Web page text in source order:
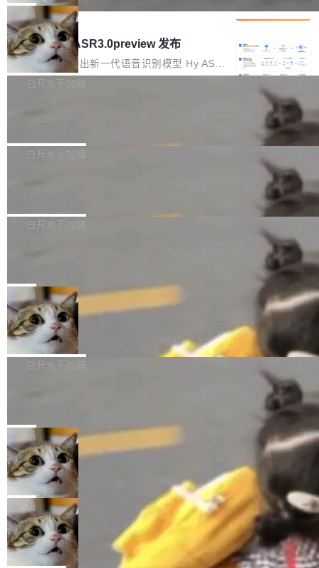
在语法层面完成文本定位，难以触及代码的语义
内涵与结构关联，导致开发者使用代码智能体在
理解大规模代码仓时面临显著"代码仓理解"瓶
颈。 代码仓深度理解服务（以下简称" CodeBas
e深度理解服务"）是华为云码道（CodeA...
调整期间，部门三次通知全员将数据从A集群迁
移到B集群，王某都回复了"收到"。 他没有迁移
数据。2024年9月3日下午4点，他使用此前登录
的账号密码进入A集群，输入了一条被程序员圈
称为"删库跑路"的命令——最高管理员权限、无
自研的多个文生3D和...
1%，成本降 30%
它们有一个共同的问题：太吃显存了。月之暗面
的 Kimi K 系列和智谱的 GLM 都是长上下文、M
oE 架构的大模型，好用到让人上瘾，但 GPU 显
存永远不够用。 Cloudflare 的 Workers AI 团队
一直在跑这些模型的推理。他们在官方博客上发
整性保护。效果是：吞吐量提升 41%，每 token
局
腾讯混元 Hy ASR3.0preview 发布
腾讯混元正式推出新一代语音识别模型 Hy ASR
3.0preview。基于最新一代大语言模型 Hy3 的
让语音识别不再只是听清，而是真正听懂。通过
w 不要求标准普通话，方言识别覆盖粤语、吴语
白开水不加糖
新和少量网页兼容性修复版本。 Changes/fixe
容提供的字体时出现的几个问题 为避免音频加
质的最低采样率）的音频格式将被拒绝 修复了 C
SS 圆角虚线样式中可能存在的问题 如果表单中
的图像元素不在同一个子树中，则它们将不再关
联 加...
白开水不加糖
发布的 Release Notes，他利用 AI 工具（如 Co
最强的若干项。对于尚未正式发版的 PG 19，则
通过拉取过去一年内（从 PG 18 Beta1 时间点
至今）的所有 commit，同样交由 AI 分析提炼。
经过人工复核，准确度令人满意。这一方法也为
社区爱好者提供了高效跟踪新版本的思路。
白开水不加糖
维护工作一直与我的日常工作、家务、社交生活
和休闲娱乐竞争时间。" 这是 libexpat 维护者 S
ebastian Pipping 写在博客里的话。8 月 4 日，
他宣布了一个新消息：从 2026 年 8 月 1 日起，
他可以全职维护 libexpat 了，最长 6 个月。发
库之一。你的操作系统、浏览器、无数的基础设
施软件，很可能都在用它。而过去十年，维护它
的人一直在用业余...
局
Firefox 153.0.3 发布
Firefox 153.0.3 现已发布，具体更新内容如
下： New Smart Window 包含多项增强功能：
gi?id=2019042">Bug&nbsp;2019042</a>）</l
i> <li>现在，助手可以直接使用 Exa 的网络搜索
结果回答问题，而无需将问题转交给搜索引擎。
（<a href="https://bugzilla.mozilla.org/show_
bug.cgi?id=204...
白开水不加糖
的 npm 包。项目的核心论点是：容器不适合 Ag
ent 计算。真正适合的，是 Isolate。 Cloudflare
工程师在这件事上没什么可谦虚的——他们用 W
orkers 跑了十年 Isolate。用 CEO Matthew Pri
nce 的话说：「我们一生都在用 Isolate 运行代
码，而 AI Agent 不需要容器，它们需要的是 Iso
late。」 容器为什么不合适 容器的问题在于启动
和销毁都太重了。一个 Agent 要执行的任务可能
局
OpenAI 公开邮件和聊天记录回应苹果
诉讼，称“Apple is getting this wron
g”
上个月，苹果一纸诉状把 OpenAI 告上法庭，指
控其挖角苹果前员工并窃取商业秘密。苹果的诉
状把 OpenAI 描述成一个系统性地从前东家挖
人、套取机密信息的对手。 OpenAI 没发律师
函，也没选择庭外沉默。它在官网贴了一篇博
局
HUAWEI MatePad Edge上架WorkBu
ddy鸿蒙PC版，说话就能干活的AI办公
全能AI工作台WorkBuddy鸿蒙PC版上架HUAWE